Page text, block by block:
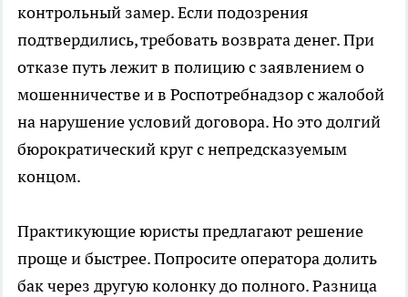
контрольный замер. Если подозрения
подтвердились, требовать возврата денег. При
отказе путь лежит в полицию с заявлением о
мошенничестве и в Роспотребнадзор с жалобой
на нарушение условий договора. Но это долгий
бюрократический круг с непредсказуемым
концом.
Практикующие юристы предлагают решение
проще и быстрее. Попросите оператора долить
бак через другую колонку до полного. Разница